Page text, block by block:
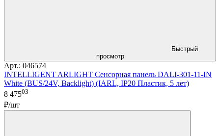
Быстрый
просмотр
Арт.: 046574
INTELLIGENT ARLIGHT Сенсорная панель DALI-301-11-IN
White (BUS/24V, Backlight) (IARL, IP20 Пластик, 5 лет)
8 47503
₽/шт